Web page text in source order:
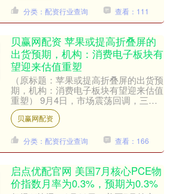
分类：配资行业查询 查看：111
贝赢网配资 苹果或提高折叠屏的
出货预期，机构：消费电子板块有
望迎来估值重塑
（原标题：苹果或提高折叠屏的出货预
期，机构：消费电子板块有望迎来估值
重塑） 9月4日，市场震荡回调，三大
指数纷纷下跌。消费电子
50ETF（159779）盘中下跌....
贝赢网配资
分类：配资行业查询 查看：166
启点优配官网 美国7月核心PCE物
价指数月率为0.3%，预期为0.3%